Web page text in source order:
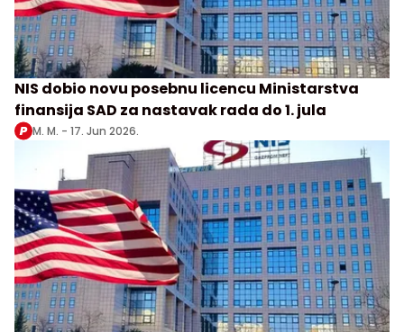
NIS dobio novu posebnu licencu Ministarstva
finansija SAD za nastavak rada do 1. jula
M. M. - 17. Jun 2026.